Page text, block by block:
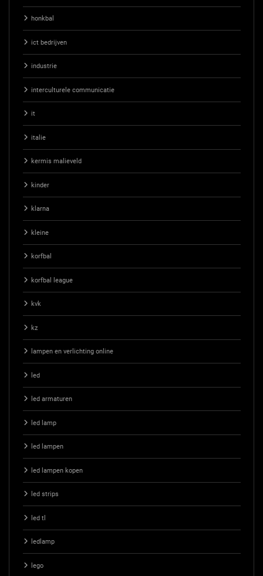
honkbal
ict bedrijven
industrie
interculturele communicatie
it
italie
kermis malieveld
kinder
klarna
kleine
korfbal
korfbal league
kvk
kz
lampen en verlichting online
led
led armaturen
led lamp
led lampen
led lampen kopen
led strips
led tl
ledlamp
lego